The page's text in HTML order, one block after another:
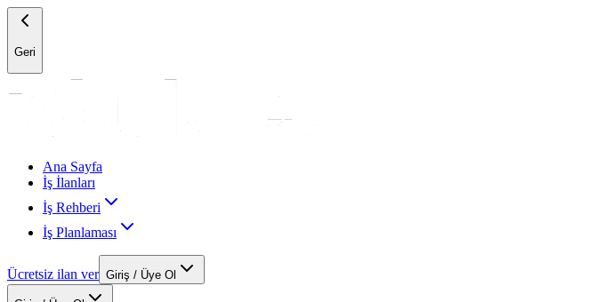
Geri
Ana Sayfa
İş İlanları
İş Rehberi
İş Planlaması
Ücretsiz ilan ver Giriş / Üye Ol